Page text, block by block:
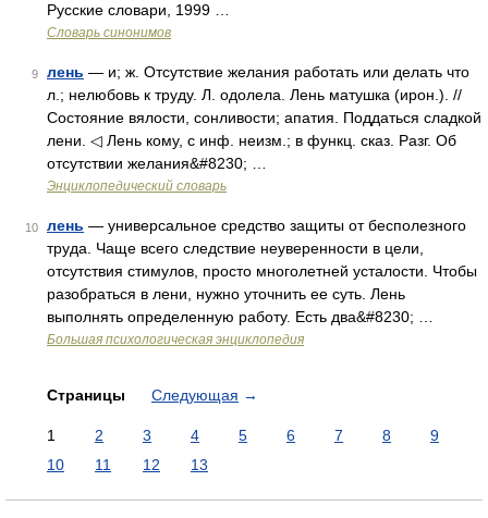
Русские словари, 1999 …
Словарь синонимов
9 лень — и; ж. Отсутствие желания работать или делать что
л.; нелюбовь к труду. Л. одолела. Лень матушка (ирон.). //
Состояние вялости, сонливости; апатия. Поддаться сладкой
лени. ◁ Лень кому, с инф. неизм.; в функц. сказ. Разг. Об
отсутствии желания&#8230; …
Энциклопедический словарь
10 лень — универсальное средство защиты от бесполезного
труда. Чаще всего следствие неуверенности в цели,
отсутствия стимулов, просто многолетней усталости. Чтобы
разобраться в лени, нужно уточнить ее суть. Лень
выполнять определенную работу. Есть два&#8230; …
Большая психологическая энциклопедия
Страницы Следующая →
1 2 3 4 5 6 7 8
9
10
11 12 13